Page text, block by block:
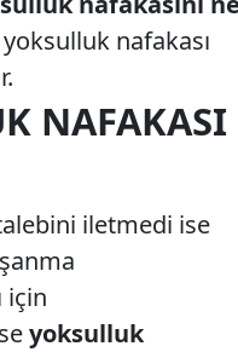
nafakası
NAFAKASI
iletmedi ise
için
yoksulluk